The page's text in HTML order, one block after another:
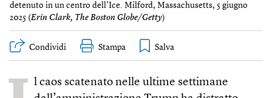
detenuto in un centro dell’Ice. Milford, Massachusetts, 5 giugno
2025 (Erin Clark, The Boston Globe/Getty)
Condividi Stampa
l caos scatenato nelle ultime settimane